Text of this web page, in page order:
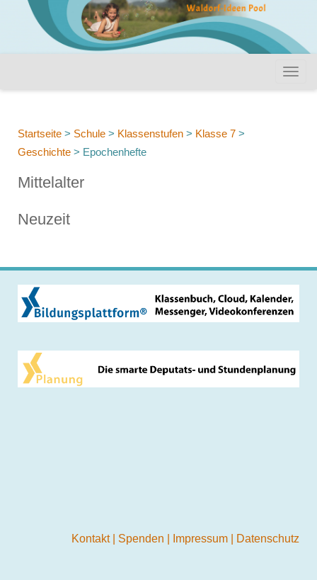
Startseite > Schule > Klassenstufen > Klasse 7 >
Geschichte > Epochenhefte
Mittelalter
Neuzeit
Kontakt Spenden Impressum Datenschutz